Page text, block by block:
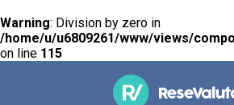
Warning: Division by zero in
/home/u/u6809261/www/views/
on line 115